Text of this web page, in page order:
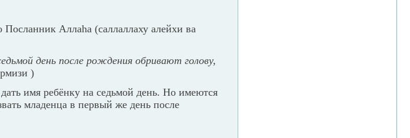
Аллаhа (саллаллаху алейхи ва
день после рождения обривают голову,
)
имя ребёнку на седьмой день. Но имеются
младенца в первый же день после